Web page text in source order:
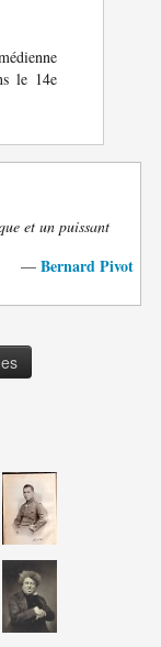
le 14e
et un puissant
— Bernard Pivot